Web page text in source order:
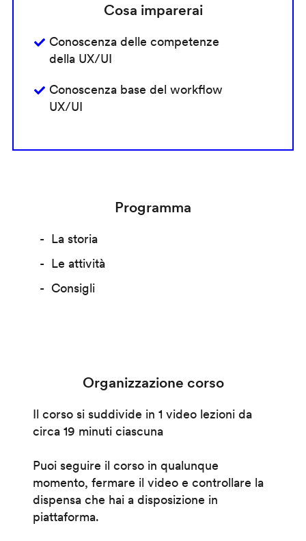
Cosa imparerai
Conoscenza delle competenze
della UX/UI
Conoscenza base del workflow
UX/UI
Programma
La storia
Le attività
Consigli
Organizzazione corso
Il corso si suddivide in 1 video lezioni da
circa 19 minuti ciascuna
Puoi seguire il corso in qualunque
momento, fermare il video e controllare la
dispensa che hai a disposizione in
piattaforma.